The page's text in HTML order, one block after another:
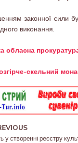
законної сили
виконання.
обласна
скельний
у створенні реєстру